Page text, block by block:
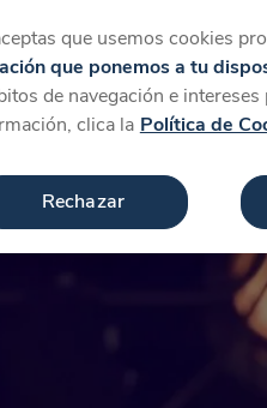
que usemos cookies
que ponemos a tu
de navegación e intereses
clica la Política de
Rechazar